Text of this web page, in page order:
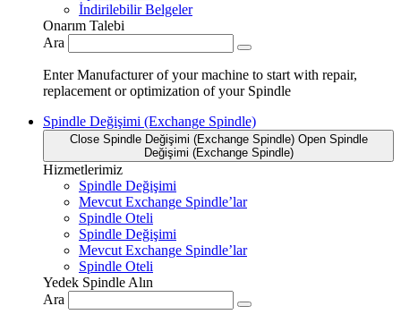
İndirilebilir Belgeler
Onarım Talebi
Ara
Enter Manufacturer of your machine to start with repair,
replacement or optimization of your Spindle
Spindle Değişimi (Exchange Spindle)
Close Spindle Değişimi (Exchange Spindle) Open Spindle
Değişimi (Exchange Spindle)
Hizmetlerimiz
Spindle Değişimi
Mevcut Exchange Spindle’lar
Spindle Oteli
Spindle Değişimi
Mevcut Exchange Spindle’lar
Spindle Oteli
Yedek Spindle Alın
Ara